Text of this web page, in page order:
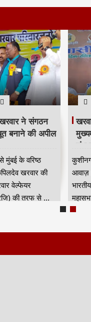
ने संगठन
बनाने की अपील
मुंबई के वरिष्ठ
खरवार की
वेल्फेयर
की तरफ से ...
शंभू